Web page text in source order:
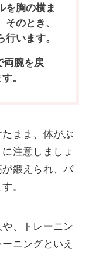
を胸の横ま
のとき、
います。
両腕を戻
。
まま、体がぶ
注意しましょ
鍛えられ、バ
。
、トレーニン
ニングといえ